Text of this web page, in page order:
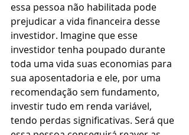
essa pessoa não habilitada pode
prejudicar a vida financeira desse
investidor. Imagine que esse
investidor tenha poupado durante
toda uma vida suas economias para
sua aposentadoria e ele, por uma
recomendação sem fundamento,
investir tudo em renda variável,
tendo perdas significativas. Será que